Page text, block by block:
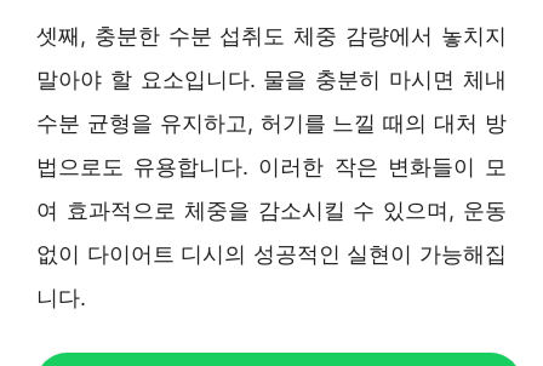
셋째, 충분한 수분 섭취도 체중 감량에서 놓치지
말아야 할 요소입니다. 물을 충분히 마시면 체내
수분 균형을 유지하고, 허기를 느낄 때의 대처 방
법으로도 유용합니다. 이러한 작은 변화들이 모
여 효과적으로 체중을 감소시킬 수 있으며, 운동
없이 다이어트 디시의 성공적인 실현이 가능해집
니다.